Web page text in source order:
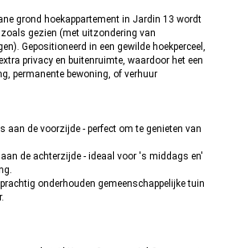
grond hoekappartement in Jardin 13 wordt
gezien (met uitzondering van
Gepositioneerd in een gewilde hoekperceel,
privacy en buitenruimte, waardoor het een
permanente bewoning, of verhuur
aan de voorzijde - perfect om te genieten van
de achterzijde - ideaal voor 's middags en'
onderhouden gemeenschappelijke tuin